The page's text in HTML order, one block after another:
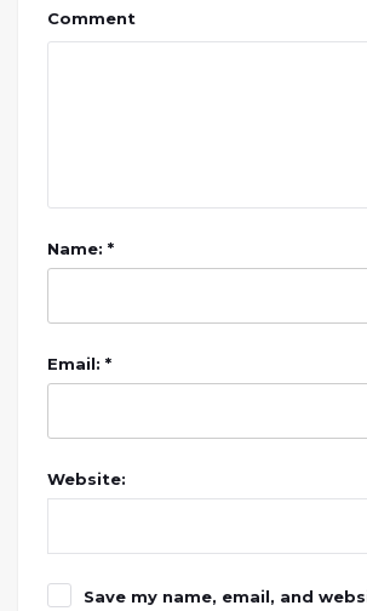
Comment
Name: *
Email: *
Website:
Save my name, email, and